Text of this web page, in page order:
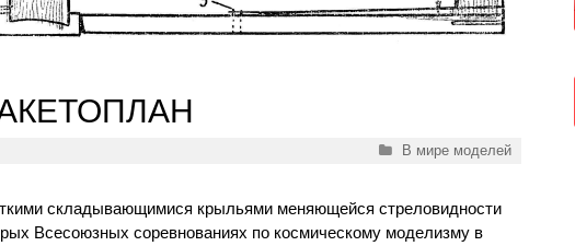
Рубрики
В мире моделей
складывающимися крыльями меняющейся стреловидности
Всесоюзных соревнованиях по космическому моделизму в